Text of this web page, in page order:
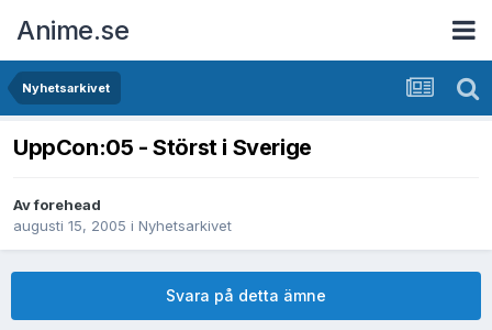
Anime.se
Nyhetsarkivet
UppCon:05 - Störst i Sverige
Avforehead
augusti 15, 2005 i Nyhetsarkivet
Svara på detta ämne